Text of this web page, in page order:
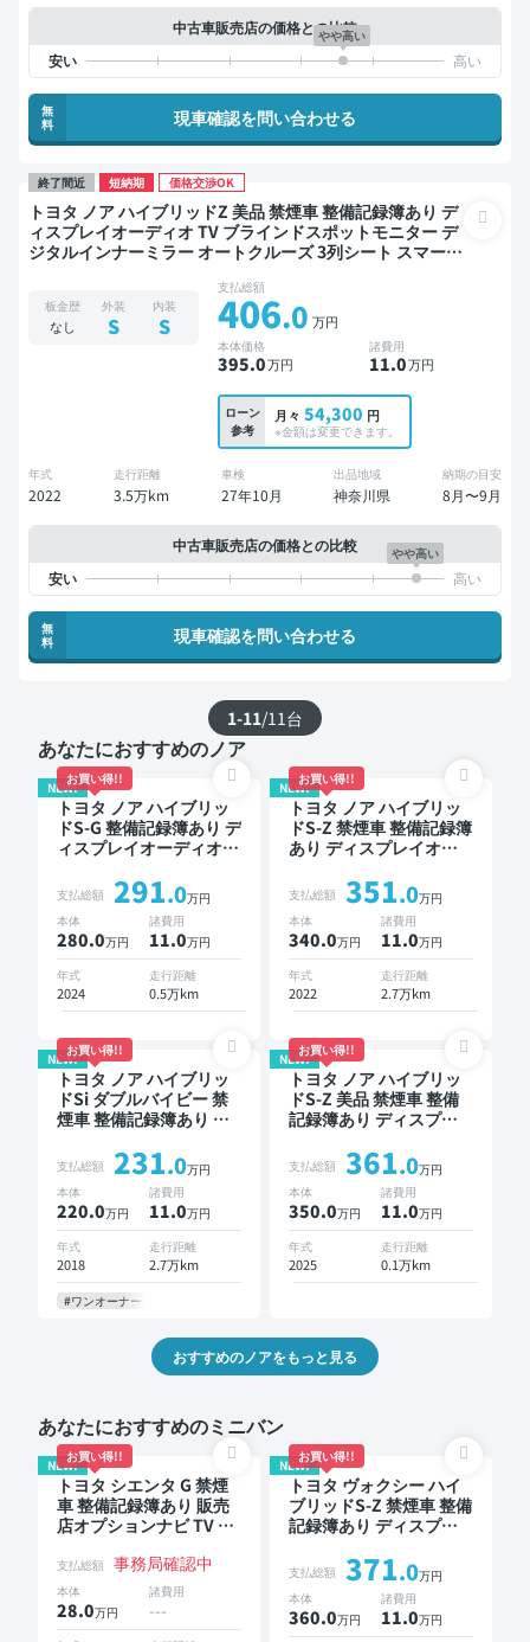
中古車販売店の価格との比較
やや高い
無
料
現車確認を問い合わせる
終了間近 短納期 価格交渉OK
トヨタ ノア ハイブリッドZ 美品 禁煙車 整備記録簿あり デ
ィスプレイオーディオ TV ブラインドスポットモニター デ
ジタルインナーミラー オートクルーズ 3列シート スマート
ライブレコーダー 衝突軽減 両側電動スライドドア 7人乗り
板金歴
なし
外装
S
内装
S
支払総額
406.0 万円
本体価格
395.0万円
諸費用
11.0万円
ローン
参考
月々 54,300 円
※金額は変更できます。
年式
2022
走行距離
3.5万km
車検
27年10月
出品地域
神奈川県
納期の目安
8月〜9月
中古車販売店の価格との比較 やや高い
無
料
現車確認を問い合わせる
1-11/11台
あなたにおすすめのノア
NEW!
お買い得!!
トヨタ ノア ハイブリッ
ドS-G 整備記録簿あり デ
ィスプレイオーディオ ※
トクルーズ 3列シート ス
マートキー バックモニ
ター ドライブレコーダ
ー 衝突軽減 7人乗り
支払総額 291.0万円
本体
280.0万円
諸費用
11.0万円
年式
2024
走行距離
0.5万km
NEW!
お買い得!!
トヨタ ノア ハイブリッ
ドS-Z 禁煙車 整備記録簿
あり ディスプレイオー
TV ブラインドスポット
モニター デジタルイン
ナーミラー オートクル
ーズ 3列シート スマート
キー ETC 電動バックド
ア バックモニター 衝突
軽減 両側電動スライド
支払総額 351.0万円
本体
340.0万円
諸費用
11.0万円
年式
2022
走行距離
2.7万km
NEW!
お買い得!!
トヨタ ノア ハイブリッ
ドSi ダブルバイビー 禁
煙車 整備記録簿あり デ
ナビキットあり TV オー
トクルーズ 3列シート ワ
イヤレスキー ETC バッ
クモニター ドライブレ
コーダー 両側電動スラ
イドドア 7人乗り
支払総額 231.0万円
本体
220.0万円
諸費用
11.0万円
年式
2018
走行距離
2.7万km
#ワンオーナー
NEW!
お買い得!!
トヨタ ノア ハイブリッ
ドS-Z 美品 禁煙車 整備
記録簿あり ディスプレ
トあり TV ブラインドス
ポットモニター オート
クルーズ 3列シート スマ
ートキー ETC 電動バッ
クドア バックモニター
ドライブレコーダー 衝
突軽減 両側電動スライ
支払総額 361.0万円
本体
350.0万円
諸費用
11.0万円
年式
2025
走行距離
0.1万km
おすすめのノアをもっと見る
あなたにおすすめのミニバン
NEW!
お買い得!!
トヨタ シエンタ G 禁煙
車 整備記録簿あり 販売
店オプションナビ TV ブ
ー 3列シート スマートキ
ー バックモニター ドラ
イブレコーダー 衝突軽
減 両側電動スライドド
支払総額 事務局確認中
本体
28.0万円
諸費用
---
NEW!
お買い得!!
トヨタ ヴォクシー ハイ
ブリッドS-Z 禁煙車 整備
記録簿あり ディスプレ
ニター ブラインドスポ
ットモニター デジタル
インナーミラー オート
クルーズ 3列シート スマ
支払総額 371.0万円
本体
360.0万円
諸費用
11.0万円